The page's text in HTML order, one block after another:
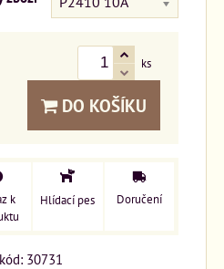
ks
DO KOŠÍKU
k
Hlídací pes Doručení
30731